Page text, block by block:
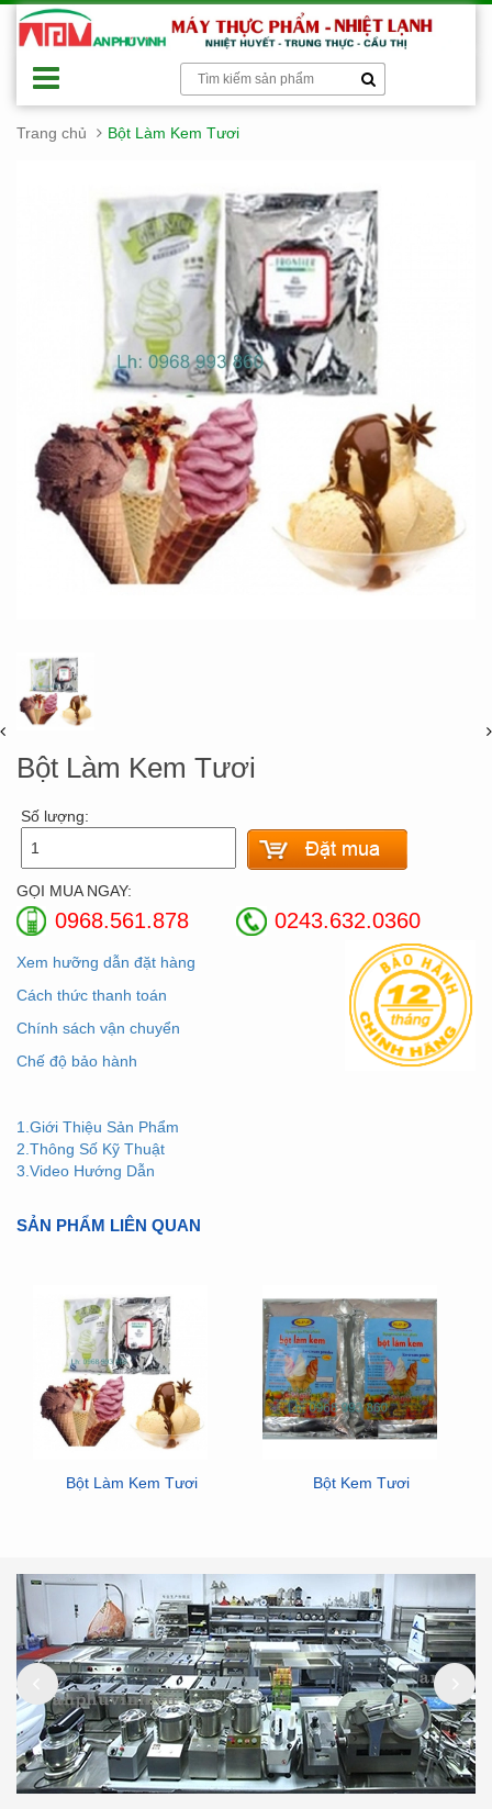
Trang chủ Bột Làm Kem Tươi
Bột Làm Kem Tươi
Số lượng:
GỌI MUA NGAY:
0968.561.878 0243.632.0360
Xem hưỡng dẫn đặt hàng
Cách thức thanh toán
Chính sách vận chuyển
Chế độ bảo hành
1.Giới Thiệu Sản Phẩm
2.Thông Số Kỹ Thuật
3.Video Hướng Dẫn
SẢN PHẨM LIÊN QUAN
Bột Làm Kem Tươi Bột Kem Tươi